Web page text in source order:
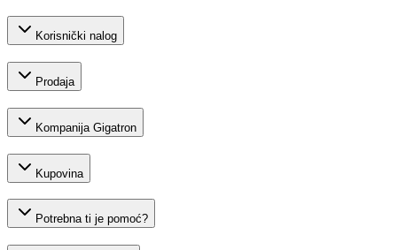
Korisnički nalog
Prodaja
Kompanija Gigatron
Kupovina
Potrebna ti je pomoć?